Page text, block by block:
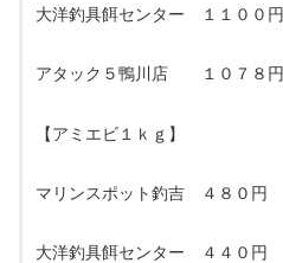
大洋釣具餌センター １１００円
アタック５鴨川店 １０７８円
【アミエビ１ｋｇ】
マリンスポット釣吉 ４８０円
大洋釣具餌センター ４４０円